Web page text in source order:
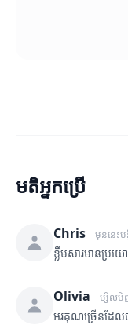
មតិអ្នកប្រើ
Chris មុននេះប
ខ្លឹមសារមានប្រ
Olivia ម្សិល
អរគុណច្រើនដែល